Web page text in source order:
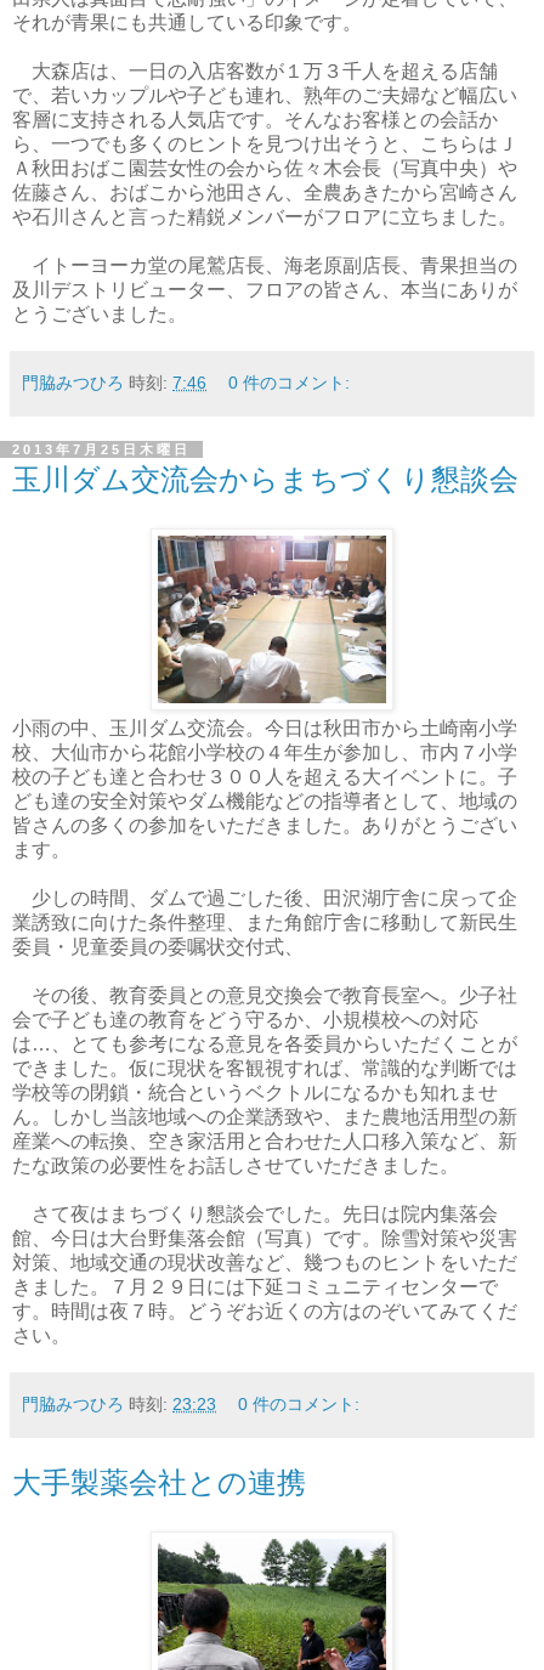
それが青果にも共通している印象です。
大森店は、一日の入店客数が１万３千人を超える店舗
で、若いカップルや子ども連れ、熟年のご夫婦など幅広い
客層に支持される人気店です。そんなお客様との会話か
ら、一つでも多くのヒントを見つけ出そうと、こちらはＪ
Ａ秋田おばこ園芸女性の会から佐々木会長（写真中央）や
佐藤さん、おばこから池田さん、全農あきたから宮崎さん
や石川さんと言った精鋭メンバーがフロアに立ちました。
イトーヨーカ堂の尾鷲店長、海老原副店長、青果担当の
及川デストリビューター、フロアの皆さん、本当にありが
とうございました。
門脇みつひろ 時刻: 7:46 0 件のコメント:
2013年7月25日木曜日
玉川ダム交流会からまちづくり懇談会
小雨の中、玉川ダム交流会。今日は秋田市から土崎南小学
校、大仙市から花館小学校の４年生が参加し、市内７小学
校の子ども達と合わせ３００人を超える大イベントに。子
ども達の安全対策やダム機能などの指導者として、地域の
皆さんの多くの参加をいただきました。ありがとうござい
ます。
少しの時間、ダムで過ごした後、田沢湖庁舎に戻って企
業誘致に向けた条件整理、また角館庁舎に移動して新民生
委員・児童委員の委嘱状交付式、
その後、教育委員との意見交換会で教育長室へ。少子社
会で子ども達の教育をどう守るか、小規模校への対応
は…、とても参考になる意見を各委員からいただくことが
できました。仮に現状を客観視すれば、常識的な判断では
学校等の閉鎖・統合というベクトルになるかも知れませ
ん。しかし当該地域への企業誘致や、また農地活用型の新
産業への転換、空き家活用と合わせた人口移入策など、新
たな政策の必要性をお話しさせていただきました。
さて夜はまちづくり懇談会でした。先日は院内集落会
館、今日は大台野集落会館（写真）です。除雪対策や災害
対策、地域交通の現状改善など、幾つものヒントをいただ
きました。７月２９日には下延コミュニティセンターで
す。時間は夜７時。どうぞお近くの方はのぞいてみてくだ
さい。
門脇みつひろ 時刻: 23:23 0 件のコメント:
大手製薬会社との連携